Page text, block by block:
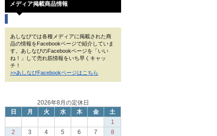
メディア掲載商品情報
あしなびでは各種メディアに掲載された商
品の情報をFacebookページで紹介していま
す。あしなびのFacebookページを「いい
ね！」して売れ筋情報をいち早くキャッ
チ！
>>あしなびFacebookページはこちら
2026年8月の定休日
日
月 火 水 木 金
土
1
2
3 4 5 6 7
8